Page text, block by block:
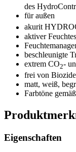
des
für außen
akurit
aktiver
beschleunigte
extrem CO2-
frei von
matt, weiß,
Farbtöne
Eigenschaften